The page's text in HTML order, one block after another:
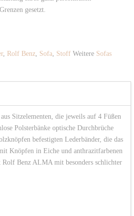
gesetzt.
, Rolf Benz, Sofa Stoff Weitere Sofas
Sitzelementen, die jeweils auf 4 Füßen
Polsterbänke optische Durchbrüche
befestigten Lederbänder, die das
Knöpfen in Eiche und anthrazitfarbenen
Rolf Benz ALMA mit besonders schlichter